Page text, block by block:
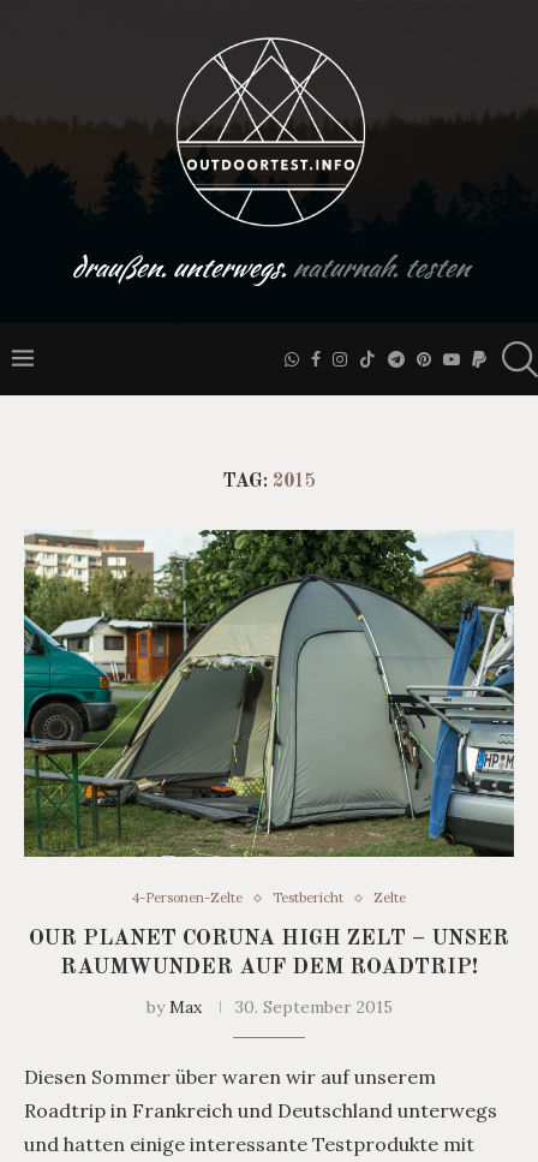
draußen. unterwegs.naturnah. testen
TAG: 2015
4-Personen-Zelte Testbericht Zelte
OUR PLANET CORUNA HIGH ZELT – UNSER
RAUMWUNDER AUF DEM ROADTRIP!
byMax 30. September 2015
Diesen Sommer über waren wir auf unserem
Roadtrip in Frankreich und Deutschland unterwegs
und hatten einige interessante Testprodukte mit